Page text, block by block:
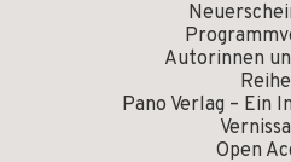
Autorinnen
Pano Verlag – Ein
Open